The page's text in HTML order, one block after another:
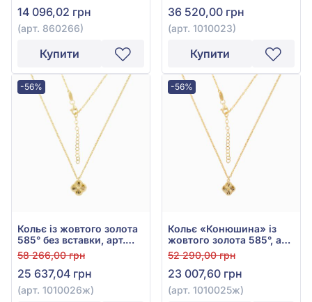
14 096,02 грн
(арт. 860266)
Купити
36 520,00 грн
(арт. 1010023)
Купити
-56%
Кольє із жовтого золота
585° без вставки, арт.
1010026ж
58 266,00 грн
25 637,04 грн
(арт. 1010026ж)
-56%
Кольє «Конюшина» із
жовтого золота 585°, арт.
1010025ж
52 290,00 грн
23 007,60 грн
(арт. 1010025ж)